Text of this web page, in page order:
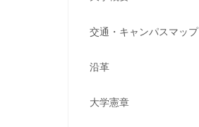
交通・キャンパスマップ
沿革
大学憲章